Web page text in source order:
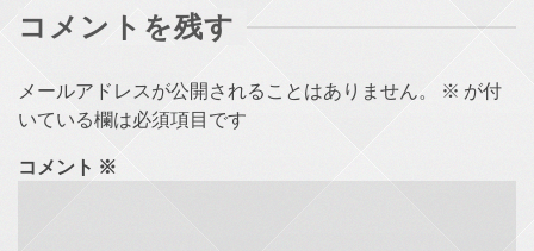
コメントを残す
メールアドレスが公開されることはありません。 ※ が付
いている欄は必須項目です
コメント ※